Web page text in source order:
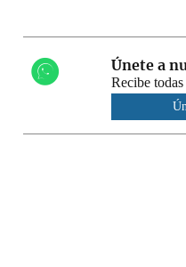
Únete a
Recibe